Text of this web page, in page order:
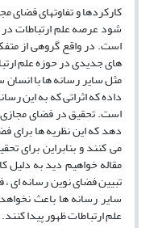
کارکردها و تفاوتهای فضای
شود عرصه علم ارتباطات
است. در واقع گروهی از
های جدیدی در حوزه علم
مثل سایر رسانه ها با
داده که اثراتی که به این
است. تحقیق در فضای مجازی
دهد که این نظریه ها برای
می کنند و بنابراین برای
مقاله خواهیم دید به دلیل
تبیین فضای نوین رسانه ای ،
سایر رسانه ها باعث
علم ارتباطات ظهور پیدا کنند.